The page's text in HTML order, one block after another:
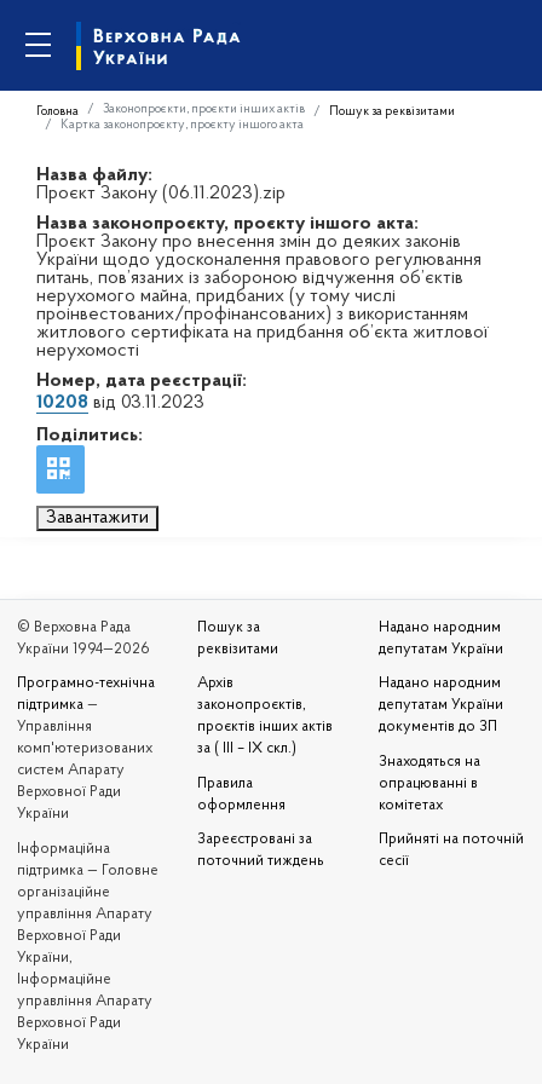
Головна Законопроєкти, проєкти інших актів
Пошук за реквізитами
Картка законопроєкту, проєкту іншого акта
Назва файлу:
Проєкт Закону (06.11.2023).zip
Назва законопроєкту, проєкту іншого акта:
Проєкт Закону про внесення змін до деяких законів
України щодо удосконалення правового регулювання
питань, пов’язаних із забороною відчуження об’єктів
нерухомого майна, придбаних (у тому числі
проінвестованих/профінансованих) з використанням
житлового сертифіката на придбання об’єкта житлової
нерухомості
Номер, дата реєстрації:
10208 від 03.11.2023
Поділитись:
Завантажити
© Верховна Рада
України 1994—2026
Програмно-технічна
підтримка —
Управління
комп'ютеризованих
систем Апарату
Верховної Ради
України
Iнформаційна
підтримка — Головне
організаційне
управління Апарату
Верховної Ради
України,
Інформаційне
управління Апарату
Верховної Ради
України
Пошук за
реквізитами
Архів
законопроєктів,
проєктів інших актів
за ( III – IX скл.)
Правила
оформлення
Зареєстровані за
поточний тиждень
Надано народним
депутатам України
Надано народним
депутатам України
документів до ЗП
Знаходяться на
опрацюванні в
комітетах
Прийняті на поточній
сесії